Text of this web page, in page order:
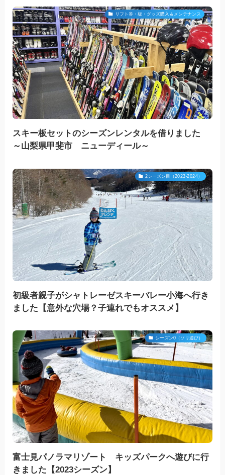
リフト券・板・グッズ購入＆メンテナンス
スキー板セットのシーズンレンタルを借りました
～山梨県甲斐市 ニューディール～
2シーズン目（2023-2024）
初級者親子がシャトレーゼスキーバレー小海へ行き
ました【意外な穴場？子連れでもオススメ】
シーズン0（ソリ遊び）
富士見パノラマリゾート キッズパークへ遊びに行
きました【2023シーズン】